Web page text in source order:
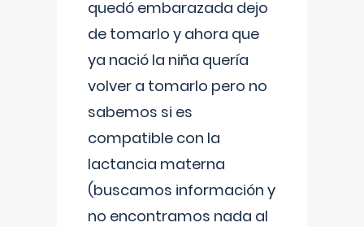
quedó embarazada dejo
de tomarlo y ahora que
ya nació la niña quería
volver a tomarlo pero no
sabemos si es
compatible con la
lactancia materna
(buscamos información y
no encontramos nada al